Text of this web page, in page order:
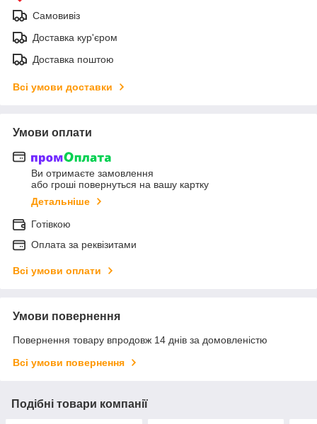
Самовивіз
Доставка кур'єром
Доставка поштою
Всі умови доставки
Умови оплати
Ви отримаєте замовлення
або гроші повернуться на вашу картку
Детальніше
Готівкою
Оплата за реквізитами
Всі умови оплати
Умови повернення
Повернення товару впродовж 14 днів за домовленістю
Всі умови повернення
Подібні товари компанії